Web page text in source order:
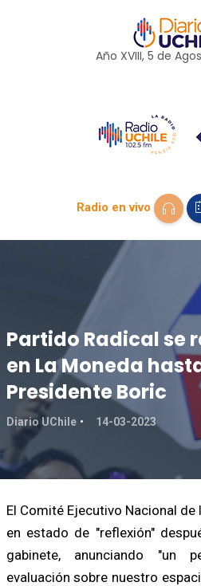
Año XVIII, 5 de
Radio en vivo
Partido Radical se
en La Moneda
Presidente Boric
Diario UChile 14-03-2023
El Comité Ejecutivo Nacional
en estado de "reflexión"
gabinete, anunciando "un
evaluación sobre nuestro